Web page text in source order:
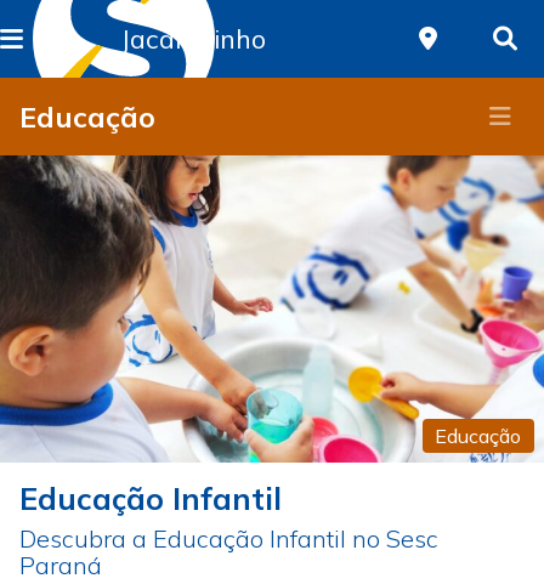
Jacarezinho
Educação
Educação
Educação Infantil
Descubra a Educação Infantil no Sesc
Paraná